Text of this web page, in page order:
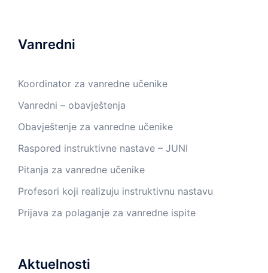
Vanredni
Koordinator za vanredne učenike
Vanredni – obavještenja
Obavještenje za vanredne učenike
Raspored instruktivne nastave – JUNI
Pitanja za vanredne učenike
Profesori koji realizuju instruktivnu nastavu
Prijava za polaganje za vanredne ispite
Aktuelnosti